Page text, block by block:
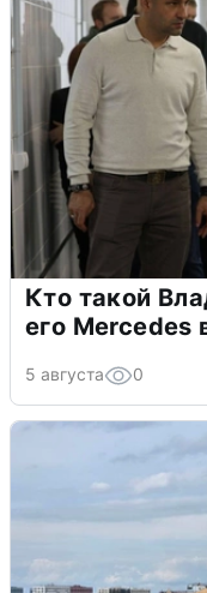
Кто такой
его Mercedes
5 августа 0